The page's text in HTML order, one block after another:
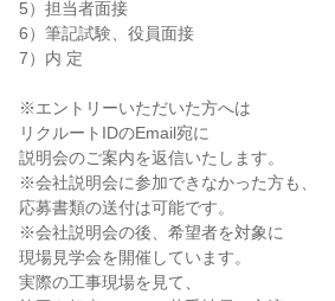
5）担当者面接
6）筆記試験、役員面接
7）内 定
※エントリーいただいた方へは
リクルートIDのEmail宛に
説明会のご案内を返信いたします。
※会社説明会に参加できなかった方も、
応募書類の送付は可能です。
※会社説明会の後、希望者を対象に
現場見学会を開催しています。
実際の工事現場を見て、